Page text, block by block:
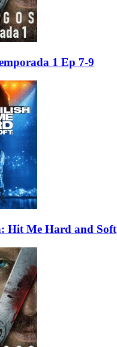
1 Ep 7-9
Hit Me Hard and Soft